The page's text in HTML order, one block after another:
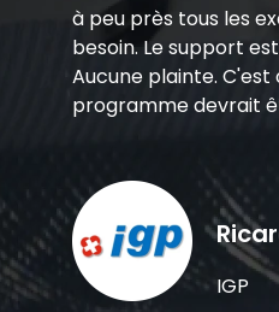
à peu près tous les
besoin. Le support
Aucune plainte. C'est
programme devrait
IGP